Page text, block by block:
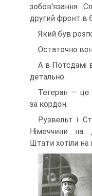
зобов'язання
другий фронт в
Який був
Остаточно
А в Потсдамі
детально.
Тегеран — це
за кордон.
Рузвельт і
Німеччини на
Штати хотіли на